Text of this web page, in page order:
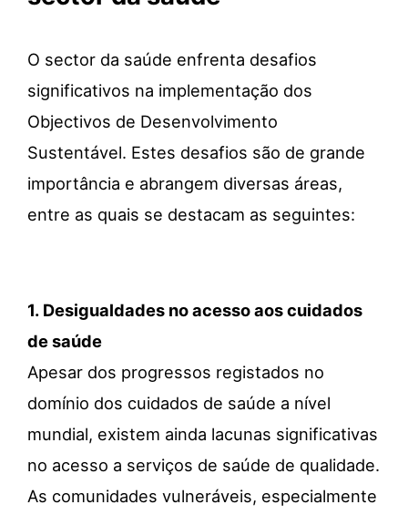
O sector da saúde enfrenta desafios
significativos na implementação dos
Objectivos de Desenvolvimento
Sustentável. Estes desafios são de grande
importância e abrangem diversas áreas,
entre as quais se destacam as seguintes:
1. Desigualdades no acesso aos cuidados
de saúde
Apesar dos progressos registados no
domínio dos cuidados de saúde a nível
mundial, existem ainda lacunas significativas
no acesso a serviços de saúde de qualidade.
As comunidades vulneráveis, especialmente